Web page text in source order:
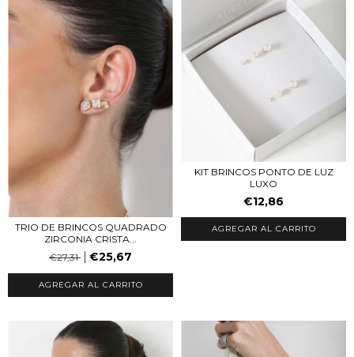
TRIO DE BRINCOS QUADRADO
ZIRCONIA CRISTA...
€27,31
€25,67
AGREGAR AL CARRITO
KIT BRINCOS PONTO DE LUZ
LUXO
€12,86